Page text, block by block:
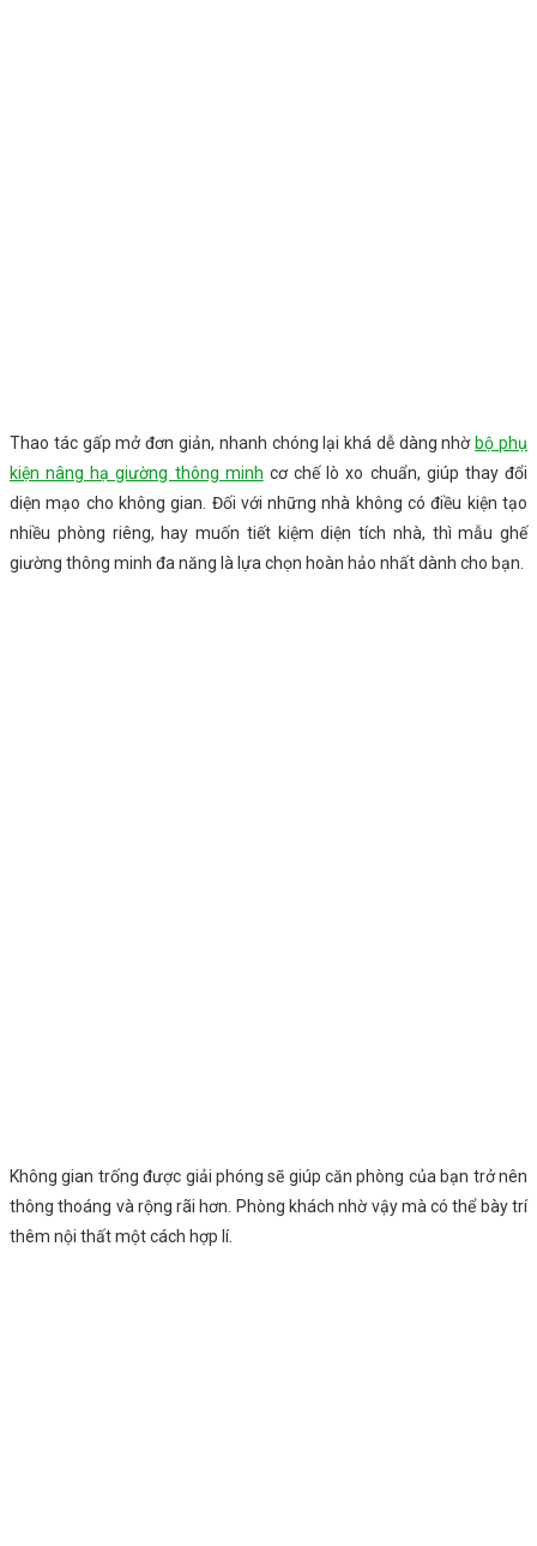
Thao tác gấp mở đơn giản, nhanh chóng lại khá dễ dàng nhờbộ phụ
kiện nâng hạ giường thông minh cơ chế lò xo chuẩn, giúp thay đổi
diện mạo cho không gian. Đối với những nhà không có điều kiện tạo
nhiều phòng riêng, hay muốn tiết kiệm diện tích nhà, thì mẫu ghế
giường thông minh đa năng là lựa chọn hoàn hảo nhất dành cho bạn.
Không gian trống được giải phóng sẽ giúp căn phòng của bạn trở nên
thông thoáng và rộng rãi hơn. Phòng khách nhờ vậy mà có thể bày trí
thêm nội thất một cách hợp lí.